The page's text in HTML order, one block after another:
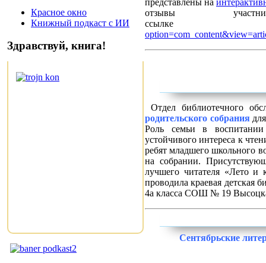
Красное окно
Книжный подкаст с ИИ
Здравствуй, книга!
представлены на
отзывы
Отдел библиотечного
родительского собрания
Роль семьи в
устойчивого интереса к
ребят младшего школьного
на собрании.
лучшего читателя «Лето и
проводила краевая детская
4а класса СОШ № 19
Сентябрьские